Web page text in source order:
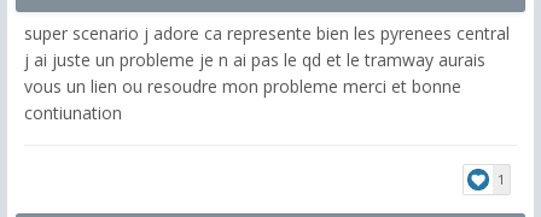
super scenario j adore ca represente bien les pyrenees central
j ai juste un probleme je n ai pas le qd et le tramway aurais
vous un lien ou resoudre mon probleme merci et bonne
contiunation
1